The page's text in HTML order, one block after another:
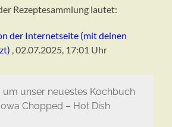
Rezeptesammlung lautet:
der Internetseite (mit deinen
, 02.07.2025, 17:01 Uhr
um unser neuestes Kochbuch
Chopped – Hot Dish